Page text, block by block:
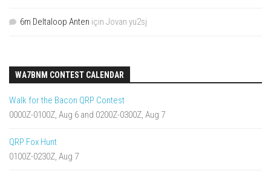
6m Deltaloop Anten için Jovan yu2sj
WA7BNM CONTEST CALENDAR
Walk for the Bacon QRP Contest
0000Z-0100Z, Aug 6 and 0200Z-0300Z, Aug 7
QRP Fox Hunt
0100Z-0230Z, Aug 7